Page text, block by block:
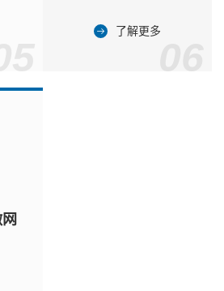
了解更多